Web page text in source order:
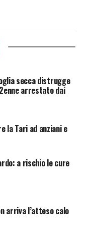
secca distrugge
arrestato dai
la Tari ad anziani e
a rischio le cure
arriva l’atteso calo